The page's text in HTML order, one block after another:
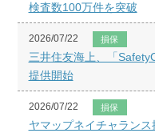
検査数100万件を突破
2026/07/22 損保
三井住友海上、「
提供開始
2026/07/22 損保
ヤマップネイチャラン